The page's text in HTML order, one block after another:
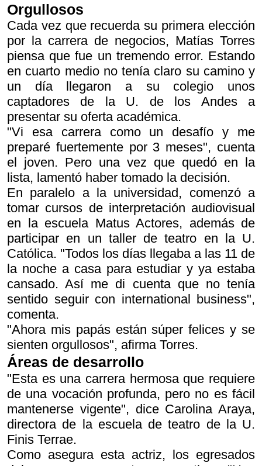
Orgullosos
Cada vez que recuerda su primera elección
por la carrera de negocios, Matías Torres
piensa que fue un tremendo error. Estando
en cuarto medio no tenía claro su camino y
un día llegaron a su colegio unos
captadores de la U. de los Andes a
presentar su oferta académica.
"Vi esa carrera como un desafío y me
preparé fuertemente por 3 meses", cuenta
el joven. Pero una vez que quedó en la
lista, lamentó haber tomado la decisión.
En paralelo a la universidad, comenzó a
tomar cursos de interpretación audiovisual
en la escuela Matus Actores, además de
participar en un taller de teatro en la U.
Católica. "Todos los días llegaba a las 11 de
la noche a casa para estudiar y ya estaba
cansado. Así me di cuenta que no tenía
sentido seguir con international business",
comenta.
"Ahora mis papás están súper felices y se
sienten orgullosos", afirma Torres.
Áreas de desarrollo
"Esta es una carrera hermosa que requiere
de una vocación profunda, pero no es fácil
mantenerse vigente", dice Carolina Araya,
directora de la escuela de teatro de la U.
Finis Terrae.
Como asegura esta actriz, los egresados